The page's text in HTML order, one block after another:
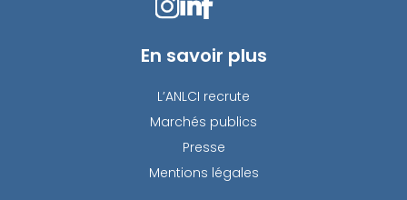
En savoir plus
L’ANLCI recrute
Marchés publics
Presse
Mentions légales